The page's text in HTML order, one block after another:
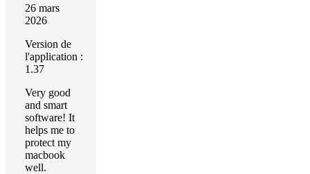
26 mars
2026
Version de
l'application :
1.37
Very good
and smart
software! It
helps me to
protect my
macbook
well.